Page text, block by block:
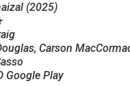
(2025)
Carson
Google Play